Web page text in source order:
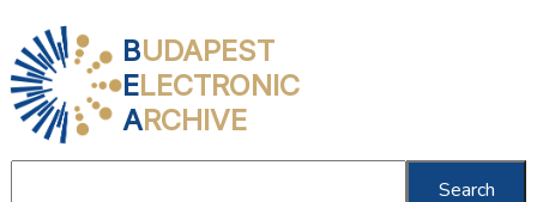
BUDAPEST
ELECTRONIC
ARCHIVE
Search